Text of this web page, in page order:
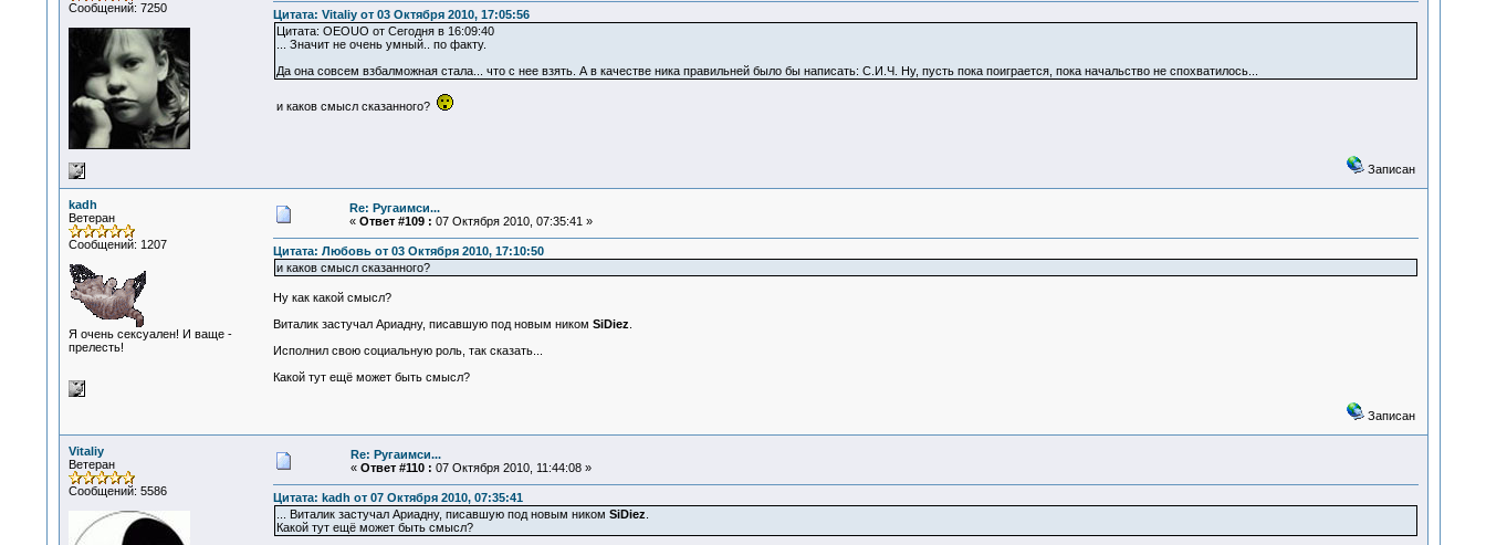
Сообщений: 7250
Цитата: Vitaliy от 03 Октября 2010, 17:05:56
Цитата: OEOUO от Сегодня в 16:09:40
... Значит не очень умный.. по факту.
Да она совсем взбалможная стала... что с нее взять. А в качестве ника правильней было бы написать: С.И.Ч. Ну, пусть пока поиграется, пока начальство не спохватилось...
и каков смысл сказанного?
Записан
kadh
Ветеран
Сообщений: 1207
Я очень сексуален! И ваще -
прелесть!
Re: Ругаимси...
« Ответ #109 : 07 Октября 2010, 07:35:41 »
Цитата: Любовь от 03 Октября 2010, 17:10:50
и каков смысл сказанного?
Ну как какой смысл?
Виталик застучал Ариадну, писавшую под новым ником SiDiеz
Исполнил свою социальную роль, так сказать...
Какой тут ещё может быть смысл?
Записан
Vitaliy
Ветеран
Сообщений: 5586
Re: Ругаимси...
« Ответ #110 : 07 Октября 2010, 11:44:08 »
Цитата: kadh от 07 Октября 2010, 07:35:41
... Виталик застучал Ариадну, писавшую под новым ником SiDiеz
Какой тут ещё может быть смысл?